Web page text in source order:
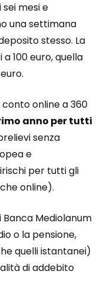
mesi e
una settimana
stesso. La
100 euro, quella
online a 360
anno per tutti
senza
e
per tutti gli
online).
Mediolanum
o la pensione,
quelli istantanei)
di addebito